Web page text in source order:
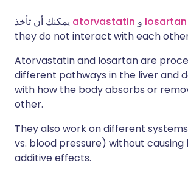
مشاركة عبر واتساب
🇸🇦 عربي
atorvastatin losartan
they do not interact with each
Atorvastatin and losartan are
different pathways in the liver and
with how the body absorbs or
other.
They also work on different
vs. blood pressure) without causing
additive effects.